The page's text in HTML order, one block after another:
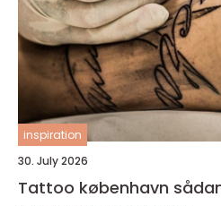
inspiration
30. July 2026
Tattoo københavn sådan finder du det rette